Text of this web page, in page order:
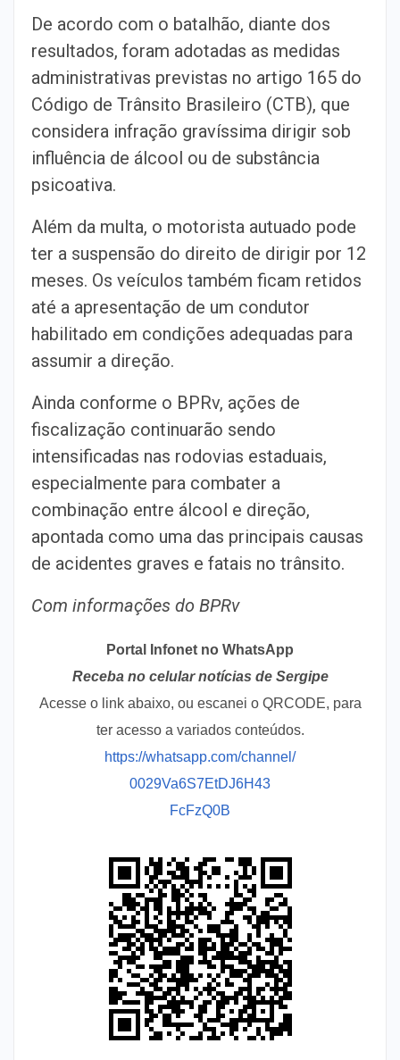
De acordo com o batalhão, diante dos
resultados, foram adotadas as medidas
administrativas previstas no artigo 165 do
Código de Trânsito Brasileiro (CTB), que
considera infração gravíssima dirigir sob
influência de álcool ou de substância
psicoativa.
Além da multa, o motorista autuado pode
ter a suspensão do direito de dirigir por 12
meses. Os veículos também ficam retidos
até a apresentação de um condutor
habilitado em condições adequadas para
assumir a direção.
Ainda conforme o BPRv, ações de
fiscalização continuarão sendo
intensificadas nas rodovias estaduais,
especialmente para combater a
combinação entre álcool e direção,
apontada como uma das principais causas
de acidentes graves e fatais no trânsito.
Com informações do BPRv
Portal Infonet no WhatsApp
Receba no celular notícias de Sergipe
Acesse o link abaixo, ou escanei o QRCODE, para
ter acesso a variados conteúdos.
https://whatsapp.com/channel/
0029Va6S7EtDJ6H43
FcFzQ0B